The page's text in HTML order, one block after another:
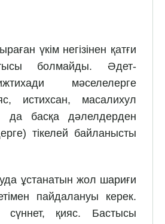
үкім негізінен қатғи
болмайды. Әдет-
мәселелерге
истихсан, масалихул
да басқа дәлелдерден
тікелей байланысты
ұстанатын жол шариғи
пайдалануы керек.
қияс. Бастысы